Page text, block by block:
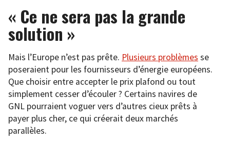
« Ce ne sera pas la grande
solution »
Mais l’Europe n’est pas prête. Plusieurs problèmes se
poseraient pour les fournisseurs d’énergie européens.
Que choisir entre accepter le prix plafond ou tout
simplement cesser d’écouler ? Certains navires de
GNL pourraient voguer vers d’autres cieux prêts à
payer plus cher, ce qui créerait deux marchés
parallèles.